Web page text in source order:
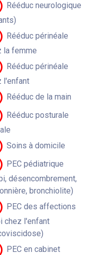
Rééduc neurologique
Rééduc périnéale
la femme
Rééduc périnéale
l'enfant
Rééduc de la main
Rééduc posturale
Soins à domicile
PEC pédiatrique
désencombrement,
bronchiolite)
PEC des affections
chez l'enfant
PEC en cabinet